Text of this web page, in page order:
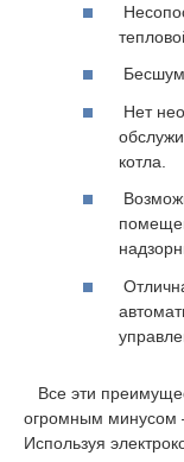
Нет
котла.
Все эти
огромным минусом
Используя